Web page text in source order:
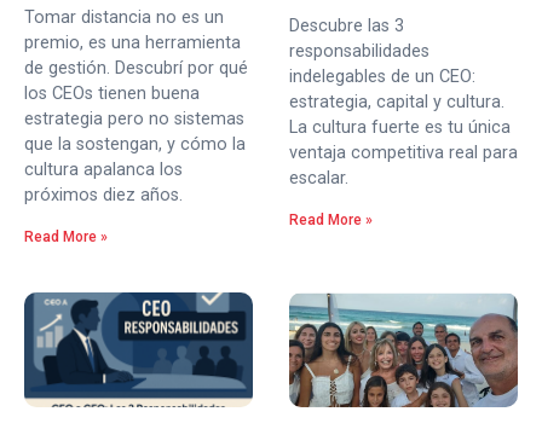
Tomar distancia no es un
premio, es una herramienta
de gestión. Descubrí por qué
los CEOs tienen buena
estrategia pero no sistemas
que la sostengan, y cómo la
cultura apalanca los
próximos diez años.
Read More »
Descubre las 3
responsabilidades
indelegables de un CEO:
estrategia, capital y cultura.
La cultura fuerte es tu única
ventaja competitiva real para
escalar.
Read More »